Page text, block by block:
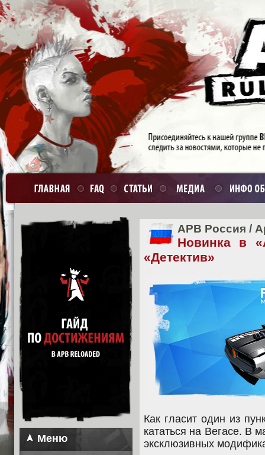
Меню
APB Россия /
Новинка в
«Детектив»
Как гласит один из
кататься на Вегасе. В
эксклюзивных